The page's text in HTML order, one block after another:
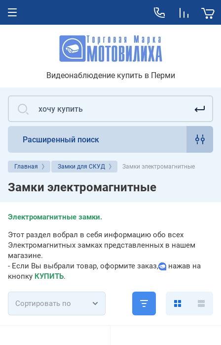
Видеонаблюдение купить в Перми
Расширенный поиск
Главная Замки для СКУД Замки электромагнитные
Замки электромагнитные
Электромагнитные замки.
Этот раздел вобрал в себя информацию обо всех
Электромагнитных замках представленных в нашем
магазине.
- Если Вы выбрали товар, оформите заказ,
нажав на
кнопку КУПИТЬ.
Сортировать по